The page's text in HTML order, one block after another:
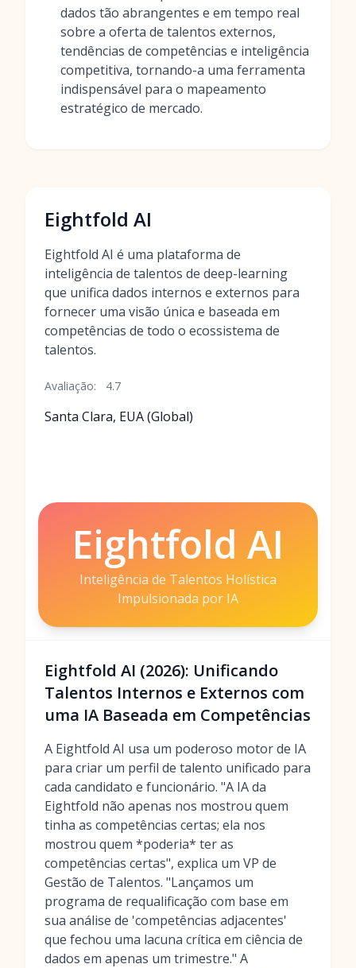
dados tão abrangentes e em tempo real
sobre a oferta de talentos externos,
tendências de competências e inteligência
competitiva, tornando-a uma ferramenta
indispensável para o mapeamento
estratégico de mercado.
Eightfold AI
Eightfold AI é uma plataforma de
inteligência de talentos de deep-learning
que unifica dados internos e externos para
fornecer uma visão única e baseada em
competências de todo o ecossistema de
talentos.
Avaliação: 4.7
Santa Clara, EUA (Global)
Eightfold AI
Inteligência de Talentos Holística
Impulsionada por IA
Eightfold AI (2026): Unificando
Talentos Internos e Externos com
uma IA Baseada em Competências
A Eightfold AI usa um poderoso motor de IA
para criar um perfil de talento unificado para
cada candidato e funcionário. "A IA da
Eightfold não apenas nos mostrou quem
tinha as competências certas; ela nos
mostrou quem *poderia* ter as
competências certas", explica um VP de
Gestão de Talentos. "Lançamos um
programa de requalificação com base em
sua análise de 'competências adjacentes'
que fechou uma lacuna crítica em ciência de
dados em apenas um trimestre." A